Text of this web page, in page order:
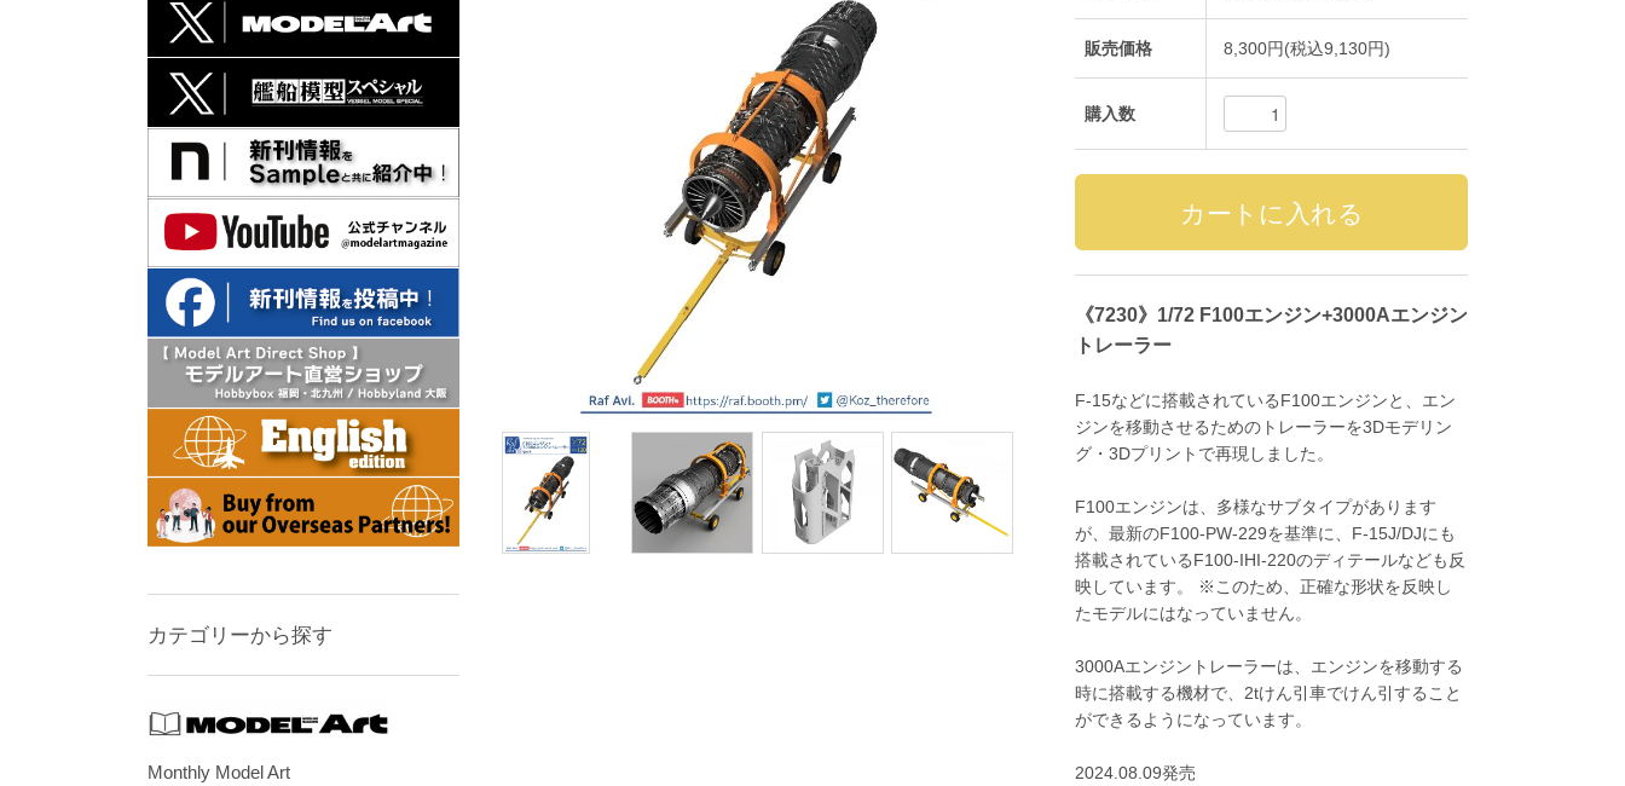
販売価格 8,300円(税込9,130円)
購入数
《7230》1/72 F100エンジン+3000Aエンジン
トレーラー
F-15などに搭載されているF100エンジンと、エン
ジンを移動させるためのトレーラーを3Dモデリン
グ・3Dプリントで再現しました。
F100エンジンは、多様なサブタイプがあります
が、最新のF100-PW-229を基準に、F-15J/DJにも
搭載されているF100-IHI-220のディテールなども反
映しています。 ※このため、正確な形状を反映し
たモデルにはなっていません。
3000Aエンジントレーラーは、エンジンを移動する
時に搭載する機材で、2tけん引車でけん引すること
ができるようになっています。
2024.08.09発売
カテゴリーから探す
Monthly Model Art